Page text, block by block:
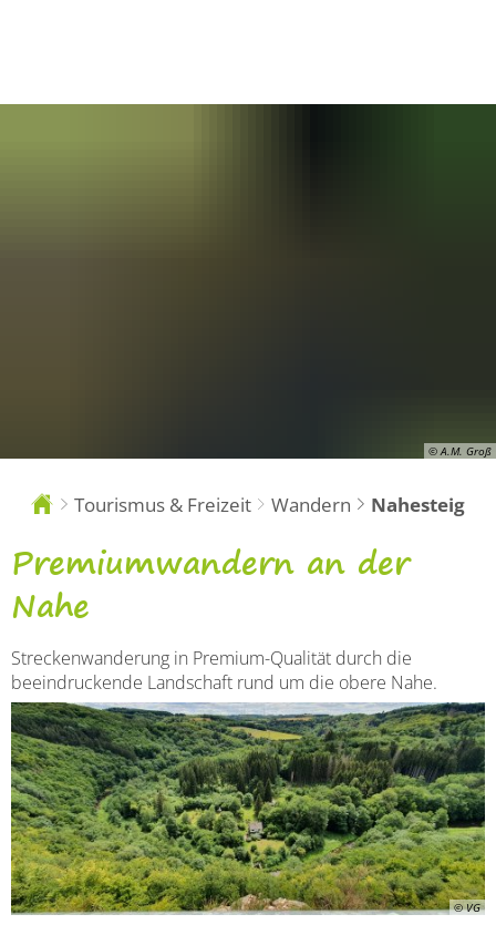
© A.M. Groß
Sie
Tourismus & Freizeit Wandern Nahesteig
Premiumwanderweg
Nahesteig
Premiumwandern an der
Nahe
Streckenwanderung in Premium-Qualität durch die
beeindruckende Landschaft rund um die obere Nahe.
© VG